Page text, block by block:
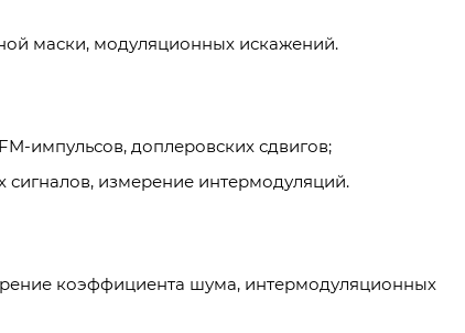
маски, модуляционных искажений.
импульсов, доплеровских сдвигов;
сигналов, измерение интермодуляций.
коэффициента шума, интермодуляционных